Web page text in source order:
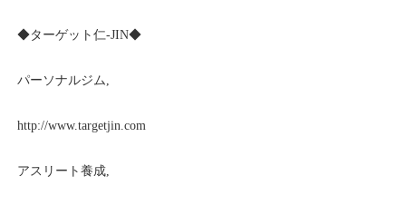
◆ターゲット仁-JIN◆
パーソナルジム,
http://www.targetjin.com
アスリート養成,